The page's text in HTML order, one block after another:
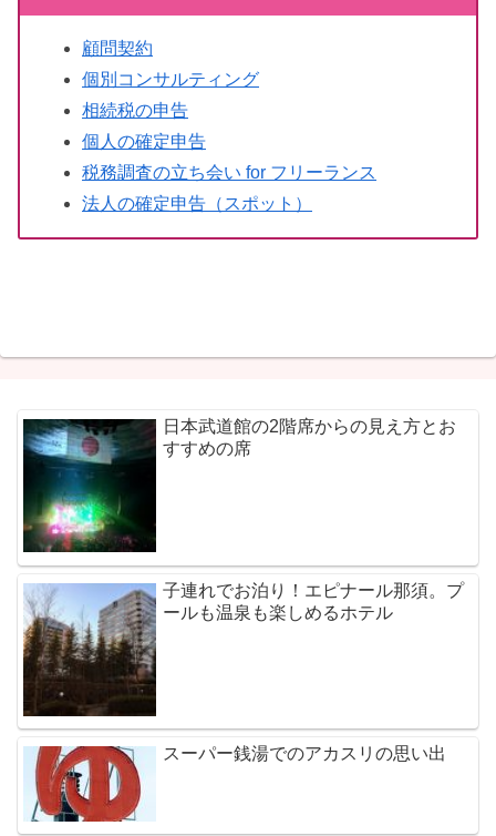
顧問契約
個別コンサルティング
相続税の申告
個人の確定申告
税務調査の立ち会い for フリーランス
法人の確定申告（スポット）
日本武道館の2階席からの見え方とお
すすめの席
子連れでお泊り！エピナール那須。プ
ールも温泉も楽しめるホテル
スーパー銭湯でのアカスリの思い出